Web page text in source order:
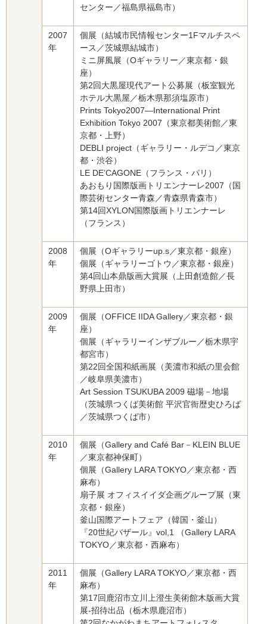
センター／福島県福島市）
2007
年
個展（結城市民情報センター1Fマルチスペ
ース／茨城県結城市）
ミニ屏風展（Oギャラリー／東京都・銀
座）
第2回大黒屋現代アート公募展（板室観光
ホテル大黒屋／栃木県那須塩原市）
Prints Tokyo2007—International Print
Exhibition Tokyo 2007（東京都美術館／東
京都・上野）
DEBLI project（ギャラリー・ルデコ／東京
都・渋谷）
LE DE’CAGONE（フランス・パリ）
あおもり国際版画トリエンナーレ2007（国
際芸術センター青森／青森県青森市）
第14回XYLON国際版画トリエンナーレ
（フランス）
2008
年
個展（Oギャラリーup.s／東京都・銀座）
個展（ギャラリーゴトウ／東京都・銀座）
第4回山本鼎版画大賞展（上田創造館／長
野県上田市）
2009
年
個展（OFFICE IIDA Gallery／東京都・銀
座）
個展（ギャラリーインザブルー／栃木県宇
都宮市）
第22回全国和紙画展（美濃市和紙の里会館
／岐阜県美濃市）
Art Session TSUKUBA 2009 磁場－地場
（茨城県つくば美術館 平沢官衙歴史ひろば
／茨城県つくば市）
2010
年
個展（Gallery and Café Bar－KLEIN BLUE
／東京都神保町）
個展（Gallery LARA TOKYO／東京都・西
麻布）
扇子展 オフィスイイダ企画グループ展（東
京都・銀座）
釜山国際アートフェア（韓国・釜山）
『20世紀バザール』vol,1 （Gallery LARA
TOKYO／東京都・西麻布）
2011
年
個展（Gallery LARA TOKYO／東京都・西
麻布）
第17回鹿沼市立川上澄生美術館木版画大賞
展‐招待出品（栃木県鹿沼市）